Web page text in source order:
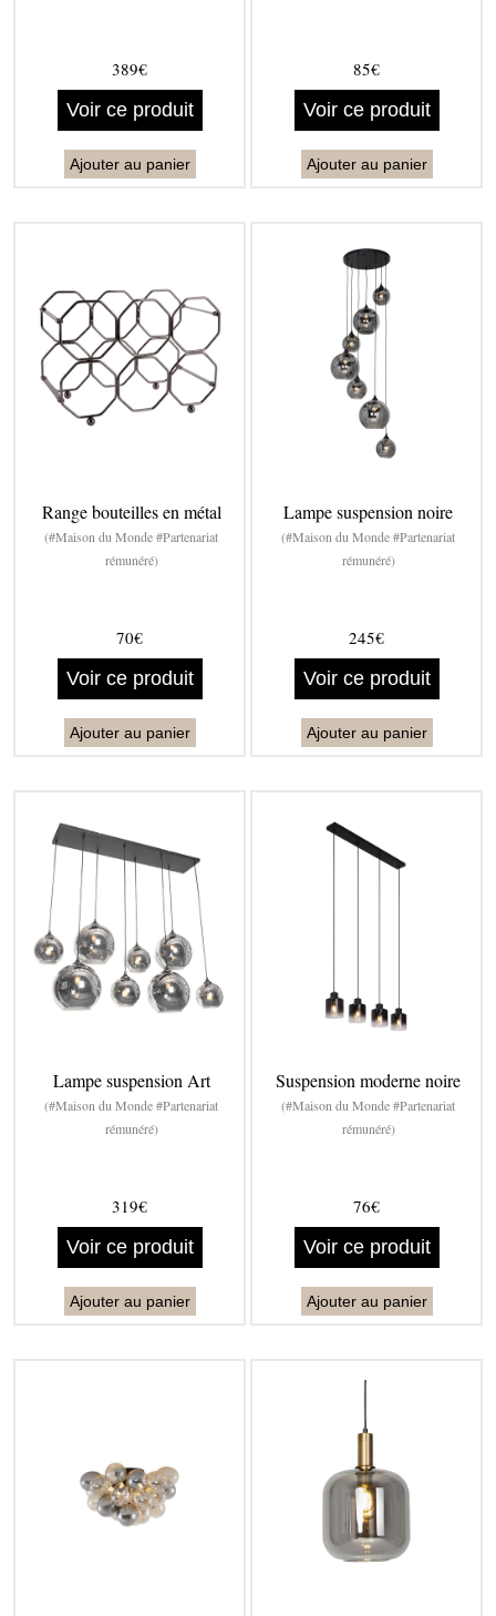
389€
Voir ce produit
Ajouter au panier
85€
Voir ce produit
Ajouter au panier
Range bouteilles en métal
(#Maison du Monde #Partenariat
rémunéré)
70€
Voir ce produit
Ajouter au panier
Lampe suspension noire
(#Maison du Monde #Partenariat
rémunéré)
245€
Voir ce produit
Ajouter au panier
Lampe suspension Art
(#Maison du Monde #Partenariat
rémunéré)
319€
Voir ce produit
Ajouter au panier
Suspension moderne noire
(#Maison du Monde #Partenariat
rémunéré)
76€
Voir ce produit
Ajouter au panier